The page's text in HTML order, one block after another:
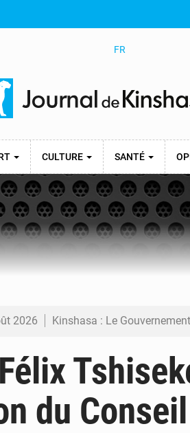
FR
CULTURE SANTÉ
2026 Kinshasa : Le Gouvernement provincial
2026 Ebola : Kinshasa renforce son
2026 FRIVAO : le procès du
du